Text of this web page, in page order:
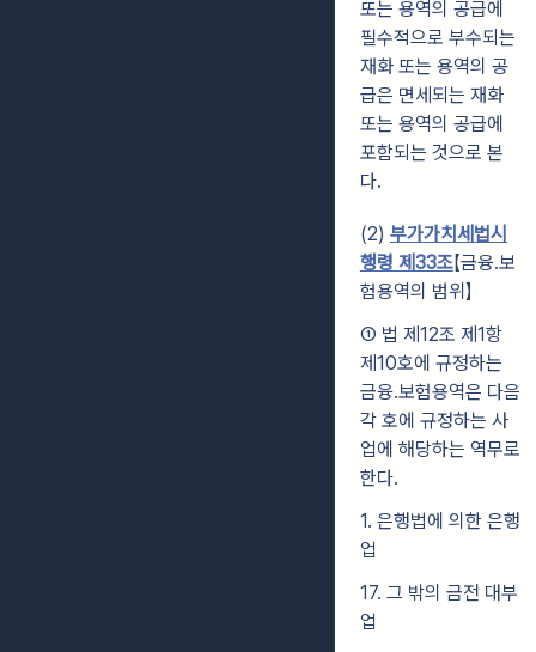
또는 용역의 공급에
필수적으로 부수되는
재화 또는 용역의 공
급은 면세되는 재화
또는 용역의 공급에
포함되는 것으로 본
다.
(2) 부가가치세법시
행령 제33조【금융․보
험용역의 범위】
① 법 제12조 제1항
제10호에 규정하는
금융․보험용역은 다음
각 호에 규정하는 사
업에 해당하는 역무로
한다.
1. 은행법에 의한 은행
업
17. 그 밖의 금전 대부
업